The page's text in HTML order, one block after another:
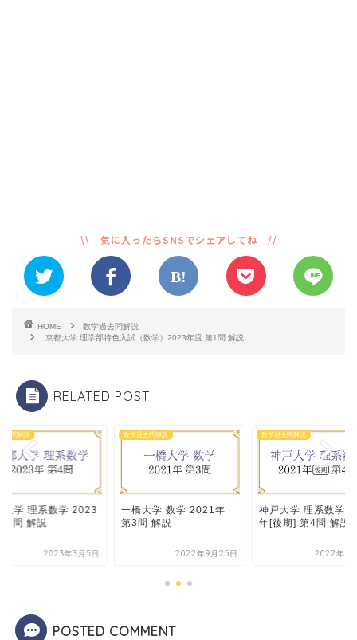
HOME
数学過去問解説
京都大学 理学部特色入試（数学）2023年度 第1問 解説
RELATED POST
去問解説
大学 理系数学 2023
4問 解説
2023年3月5日
数学過去問解説
一橋大学 数学 2021年
第3問 解説
2022年9月25日
数学過去問解説
神戸大学 理系数学
年[後期] 第4問 解説
2022年7
POSTED COMMENT